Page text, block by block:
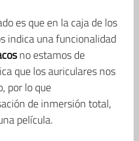
es que en la caja de los
indica una funcionalidad
no estamos de
que los auriculares nos
por lo que
de inmersión total,
película.